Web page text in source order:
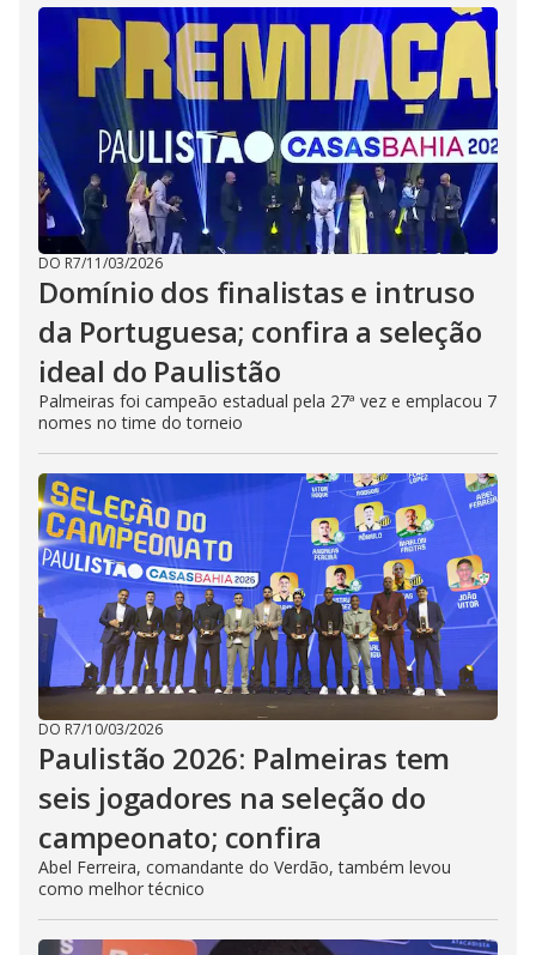
DO R7/11/03/2026
Domínio dos finalistas e intruso
da Portuguesa; confira a seleção
ideal do Paulistão
Palmeiras foi campeão estadual pela 27ª vez e emplacou 7
nomes no time do torneio
DO R7/10/03/2026
Paulistão 2026: Palmeiras tem
seis jogadores na seleção do
campeonato; confira
Abel Ferreira, comandante do Verdão, também levou
como melhor técnico